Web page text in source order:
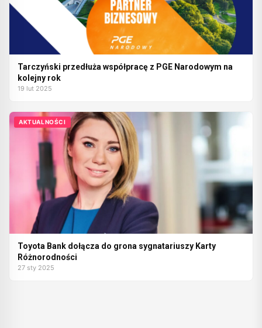
Tarczyński przedłuża współpracę z PGE Narodowym na
kolejny rok
19 lut 2025
AKTUALNOŚCI
Toyota Bank dołącza do grona sygnatariuszy Karty
Różnorodności
27 sty 2025